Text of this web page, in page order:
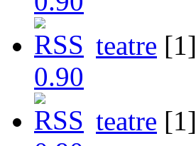
teatre [1]
teatre [1]